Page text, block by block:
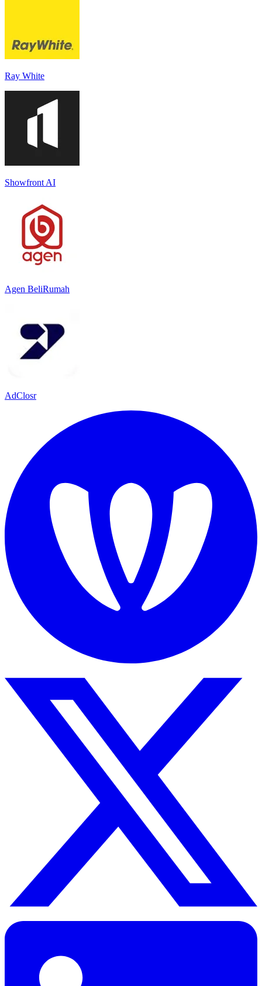
Ray White
Showfront AI
Agen BeliRumah
AdClosr